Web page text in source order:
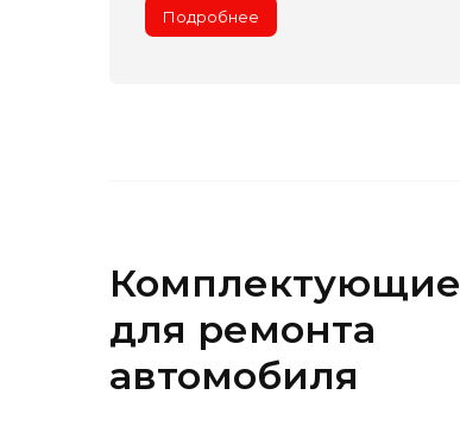
Подробнее
Комплектующие
для ремонта
автомобиля